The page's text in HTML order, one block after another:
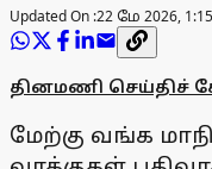
Updated On :22 மே 2026,
தினமணி செய்திச்
மேற்கு வங்க